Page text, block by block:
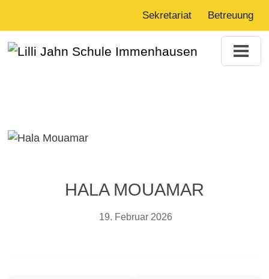
Sekretariat Betreuung
HALA MOUAMAR
19. Februar 2026